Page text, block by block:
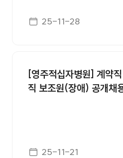
게시일자
25-11-28
[영주적십자병원] 계약
직 보조원(장애) 공개채
게시일자
25-11-21